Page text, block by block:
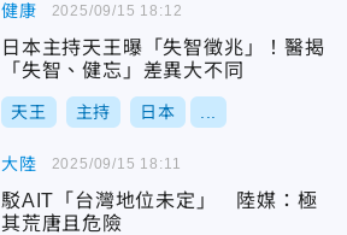
健康
日本主持天王曝「失智徵兆」！醫揭
「失智、健忘」差異大不同
天王 主持 日本
2025/09/15 18:12
大陸
駁AIT「台灣地位未定」 陸媒：極
其荒唐且危險
2025/09/15 18:11